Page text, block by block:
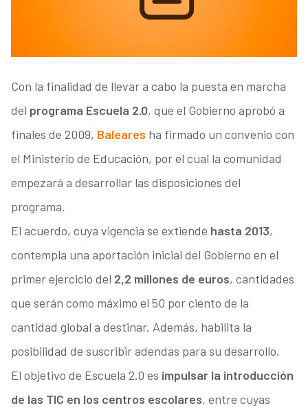
Con la finalidad de llevar a cabo la puesta en marcha
del programa Escuela 2.0, que el Gobierno aprobó a
finales de 2009, Baleares ha firmado un convenio con
el Ministerio de Educación, por el cual la comunidad
empezará a desarrollar las disposiciones del
programa.
El acuerdo, cuya vigencia se extiende hasta 2013,
contempla una aportación inicial del Gobierno en el
primer ejercicio del 2,2 millones de euros, cantidades
que serán como máximo el 50 por ciento de la
cantidad global a destinar. Además, habilita la
posibilidad de suscribir adendas para su desarrollo.
El objetivo de Escuela 2.0 es impulsar la introducción
de las TIC en los centros escolares, entre cuyas